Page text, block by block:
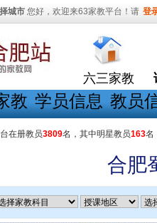
城市 您好，欢迎来63家教平台！请 登
六三家教
教 学员信息 教员
在册教员3809名，其中明星教员163名
合肥